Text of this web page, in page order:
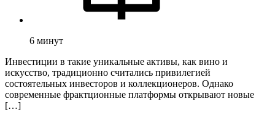
6 минут
Инвестиции в такие уникальные активы, как вино и
искусство, традиционно считались привилегией
состоятельных инвесторов и коллекционеров. Однако
современные фрактционные платформы открывают новые
[…]